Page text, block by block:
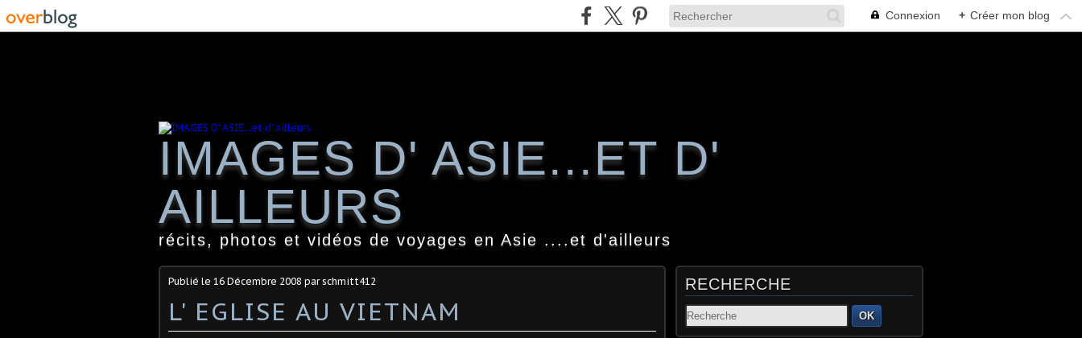
Connexion + Créer mon blog
IMAGES D' ASIE...ET D'
AILLEURS
récits, photos et vidéos de voyages en Asie ....et d'ailleurs
Publié le 16 Décembre 2008 par schmitt412
L' EGLISE AU VIETNAM
RECHERCHE
OK